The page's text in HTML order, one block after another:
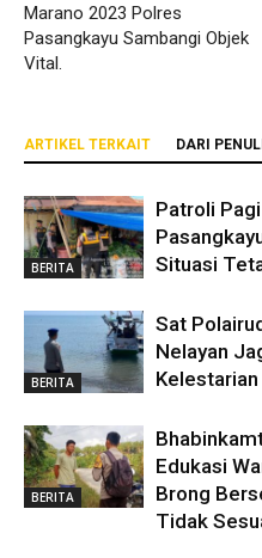
Marano 2023 Polres
Pasangkayu Sambangi Objek
Vital.
ARTIKEL TERKAIT DARI
BERITA
Patroli
Situasi
BERITA
Sat
Nelayan
BERITA
Edukasi
Brong
Tidak